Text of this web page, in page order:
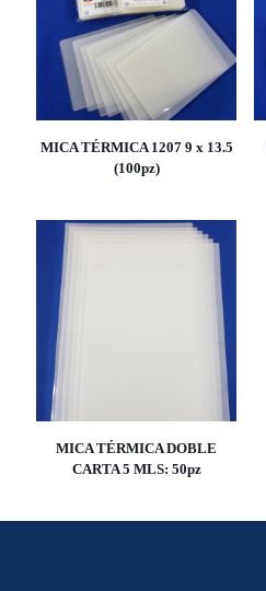
MICA TÉRMICA 1207 9 x 13.5
(100pz)
MICA TÉRMICA DOBLE
CARTA 5 MLS: 50pz